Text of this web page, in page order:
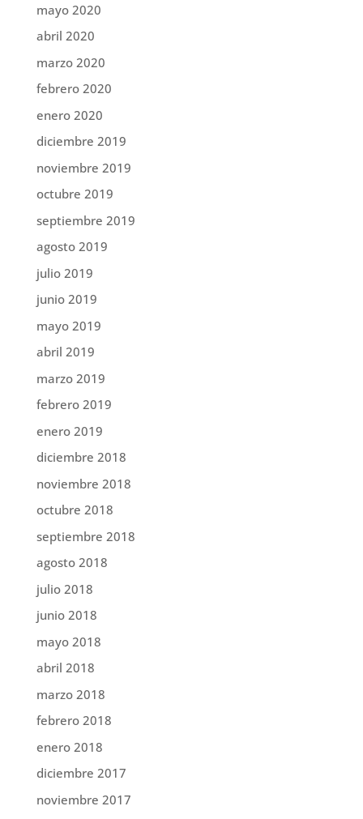
mayo 2020
abril 2020
marzo 2020
febrero 2020
enero 2020
diciembre 2019
noviembre 2019
octubre 2019
septiembre 2019
agosto 2019
julio 2019
junio 2019
mayo 2019
abril 2019
marzo 2019
febrero 2019
enero 2019
diciembre 2018
noviembre 2018
octubre 2018
septiembre 2018
agosto 2018
julio 2018
junio 2018
mayo 2018
abril 2018
marzo 2018
febrero 2018
enero 2018
diciembre 2017
noviembre 2017